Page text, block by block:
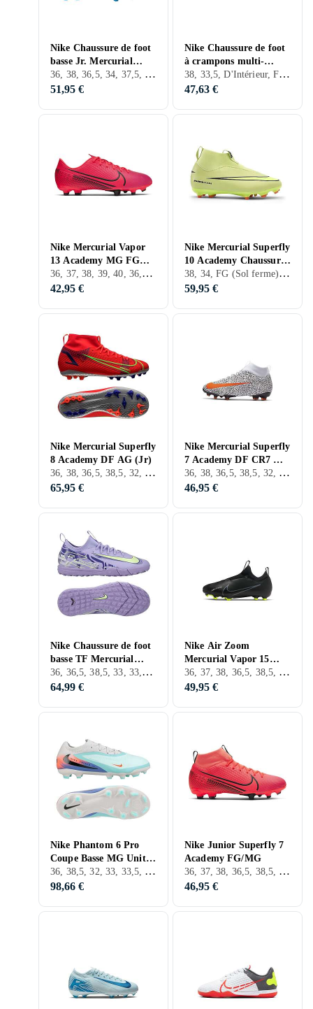
Nike Chaussure de foot
basse Jr. Mercurial
Vapor 16 Academy pour
enfant/ado -
36, 38, 36,5, 34, 37,5, 16, D'Intérieur, AG, Nike Mercurial
51,95 €
Nike Chaussure de foot
à crampons multi-
surfaces Jr. Phantom 6
Low Club pour Noi
38, 33,5, D'Intérieur, FG (Sol ferme), Nike Phantom
47,63 €
Nike Mercurial Vapor
13 Academy MG FG
(Jr)
36, 37, 38, 39, 40, 36,5, 38,5, 28, 29, 30, 31, 32, 33, 35, 26, 27, 33,5, 34, 35,5, 37,5, 28,5, 30,5, 31,5, 29,5, 32,5, D'Extérieur, FG (Sol ferme)
42,95 €
Nike Mercurial Superfly
10 Academy Chaussures
de Football Montantes
Multi-Surfac
38, 34, FG (Sol ferme), Nike Mercurial
59,95 €
Nike Mercurial Superfly
8 Academy DF AG (Jr)
36, 38, 36,5, 38,5, 32, 33, 35, 33,5, 34, 35,5, 37,5, D'Extérieur, AG
65,95 €
Nike Mercurial Superfly
7 Academy DF CR7 MG
FG (Jr)
36, 38, 36,5, 38,5, 32, 33, 35, 33,5, 34, 35,5, 37,5, D'Extérieur, FG (Sol ferme)
46,95 €
Nike Chaussure de foot
basse TF Mercurial
Vapor 16 Academy -
Rose 301
36, 36,5, 38,5, 33, 33,5, 34, 35,5, 25, 37,5, TF (Gazon artificiel), Nike Mercurial
64,99 €
Nike Air Zoom
Mercurial Vapor 15
Academy MG (Jr)
36, 37, 38, 36,5, 38,5, 28, 29, 30, 31, 32, 33, 35, 27, 33,5, 34, 35,5, 23, 37,5, 28,5, 31,5, 29,5, D'Extérieur, FG (Sol ferme), Nike Mercurial
49,95 €
Nike Phantom 6 Pro
Coupe Basse MG United
(Jr)
36, 38,5, 32, 33, 33,5, 34, 35,5, 37,5, FG (Sol ferme), Nike Phantom
98,66 €
Nike Junior Superfly 7
Academy FG/MG
36, 37, 38, 36,5, 38,5, 32, 33, 35, 27, 33,5, 34, 35,5, 37,5, 32,5, D'Extérieur, FG (Sol ferme)
46,95 €